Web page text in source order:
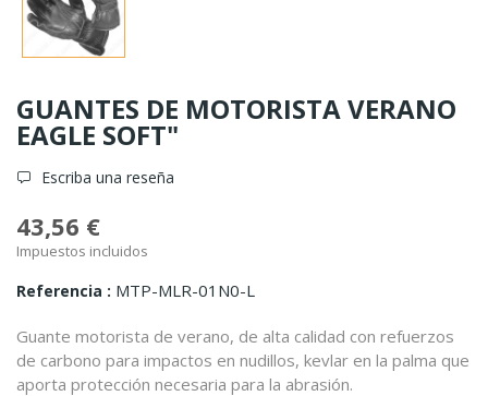
GUANTES DE MOTORISTA VERANO
EAGLE SOFT"
Escriba una reseña
43,56 €
Impuestos incluidos
Referencia MTP-MLR-01N0-L
Guante motorista de verano, de alta calidad con refuerzos
de carbono para impactos en nudillos, kevlar en la palma que
aporta protección necesaria para la abrasión.